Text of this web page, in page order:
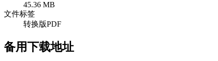
45.36 MB
文件标签
转换版PDF
备用下载地址